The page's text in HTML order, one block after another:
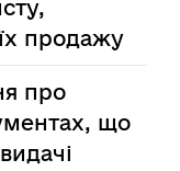
продажу
про
що